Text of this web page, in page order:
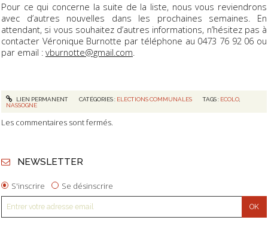
Pour ce qui concerne la suite de la liste, nous vous reviendrons
avec d’autres nouvelles dans les prochaines semaines. En
attendant, si vous souhaitez d’autres informations, n’hésitez pas à
contacter Véronique Burnotte par téléphone au 0473 76 92 06 ou
par email : vburnotte@gmail.com.
LIEN PERMANENT CATÉGORIES : ELECTIONS COMMUNALES TAGS : ECOLO
NASSOGNE
Les commentaires sont fermés.
NEWSLETTER
S'inscrire Se désinscrire